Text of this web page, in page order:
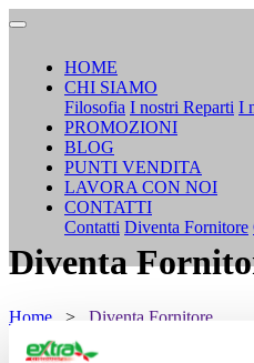
HOME
CHI SIAMO
Filosofia I nostri Reparti I
PROMOZIONI
BLOG
PUNTI VENDITA
LAVORA CON NOI
CONTATTI
Contatti Diventa Fornitore
Diventa
Home > Diventa Fornitore